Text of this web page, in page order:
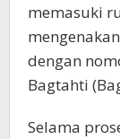
memasuki
dengan
Bagtahti
Selama